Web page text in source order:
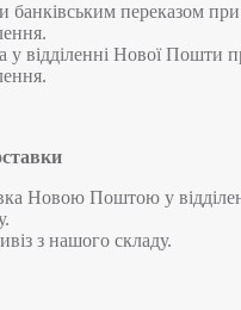
банківським переказом
у відділенні Нової Пошти
Новою Поштою у
з нашого складу.